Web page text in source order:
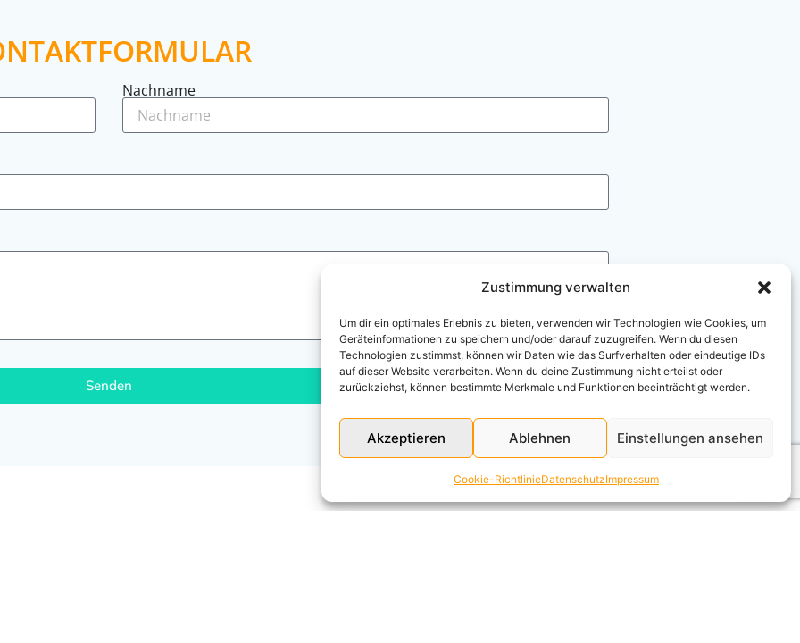
Zustimmung verwalten
Um dir ein optimales Erlebnis zu bieten, verwenden wir Technologien wie Cookies, um
Geräteinformationen zu speichern und/oder darauf zuzugreifen. Wenn du diesen
Technologien zustimmst, können wir Daten wie das Surfverhalten oder eindeutige IDs
auf dieser Website verarbeiten. Wenn du deine Zustimmung nicht erteilst oder
zurückziehst, können bestimmte Merkmale und Funktionen beeinträchtigt werden.
Akzeptieren Ablehnen Einstellungen ansehen
Cookie-RichtlinieDatenschutzImpressum
Nachname
Senden